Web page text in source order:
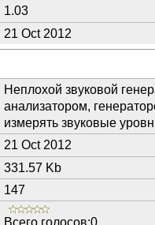
1.03
21 Oct 2012
Неплохой звуковой
анализатором,
измерять звуковые
21 Oct 2012
331.57 Kb
147
Всего голосов:0